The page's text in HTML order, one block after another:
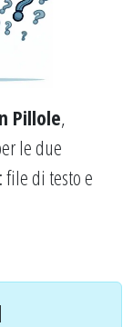
Pillole,
le due
: file di testo e